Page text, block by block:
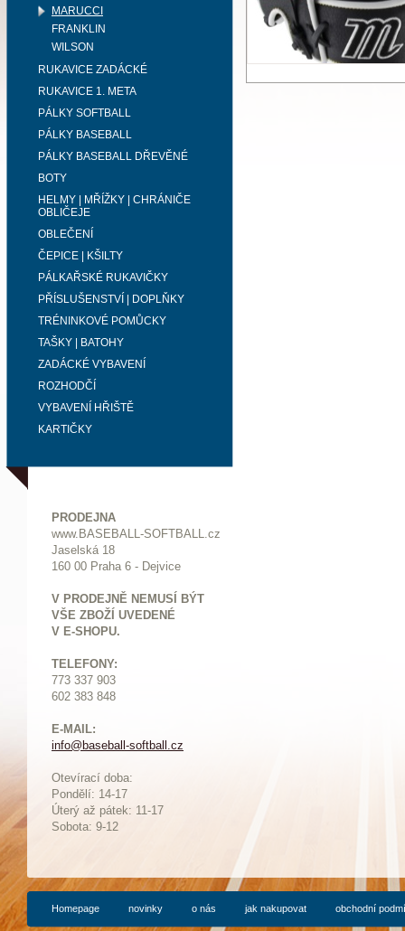
MARUCCI
FRANKLIN
WILSON
RUKAVICE ZADÁCKÉ
RUKAVICE 1. META
PÁLKY SOFTBALL
PÁLKY BASEBALL
PÁLKY BASEBALL DŘEVĚNÉ
BOTY
HELMY | MŘÍŽKY | CHRÁNIČE
OBLIČEJE
OBLEČENÍ
ČEPICE | KŠILTY
PÁLKAŘSKÉ RUKAVIČKY
PŘÍSLUŠENSTVÍ | DOPLŇKY
TRÉNINKOVÉ POMŮCKY
TAŠKY | BATOHY
ZADÁCKÉ VYBAVENÍ
ROZHODČÍ
VYBAVENÍ HŘIŠTĚ
KARTIČKY
PRODEJNA
www.BASEBALL-SOFTBALL.cz
Jaselská 18
160 00 Praha 6 - Dejvice
V PRODEJNĚ NEMUSÍ BÝT
VŠE ZBOŽÍ UVEDENÉ
V E-SHOPU.
TELEFONY:
773 337 903
602 383 848
E-MAIL:
info@baseball-softball.cz
Otevírací doba:
Pondělí: 14-17
Úterý až pátek: 11-17
Sobota: 9-12
Homepage novinky o nás jak nakupovat obchodní